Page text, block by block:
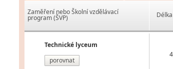
Zaměření nebo Školní vzdělávací
program (ŠVP)
Technické lyceum
porovnat